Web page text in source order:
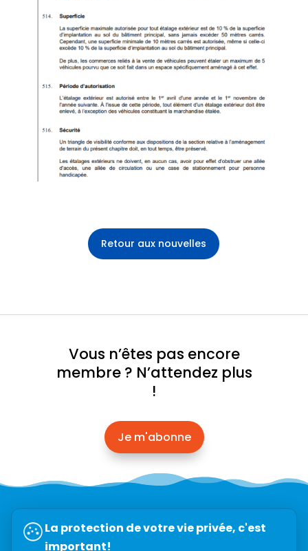
Retour aux nouvelles
Vous n’êtes pas encore
membre ? N’attendez plus
!
Je m'abonne
Abonnez-vous à l’infolettre →
La protection de votre vie privée, c'est
important!